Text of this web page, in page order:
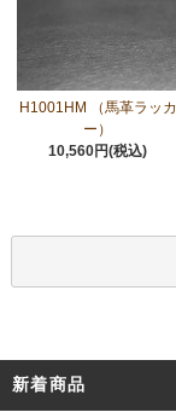
H1001HM （馬革ラッカ
ー）
10,560円(税込)
新着商品